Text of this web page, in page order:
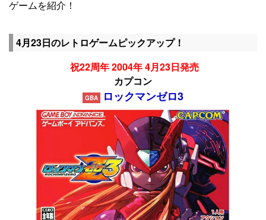
ゲームを紹介！
4月23日のレトロゲームピックアップ！
祝22周年 2004年 4月23日発売
カプコン
GBA ロックマンゼロ3